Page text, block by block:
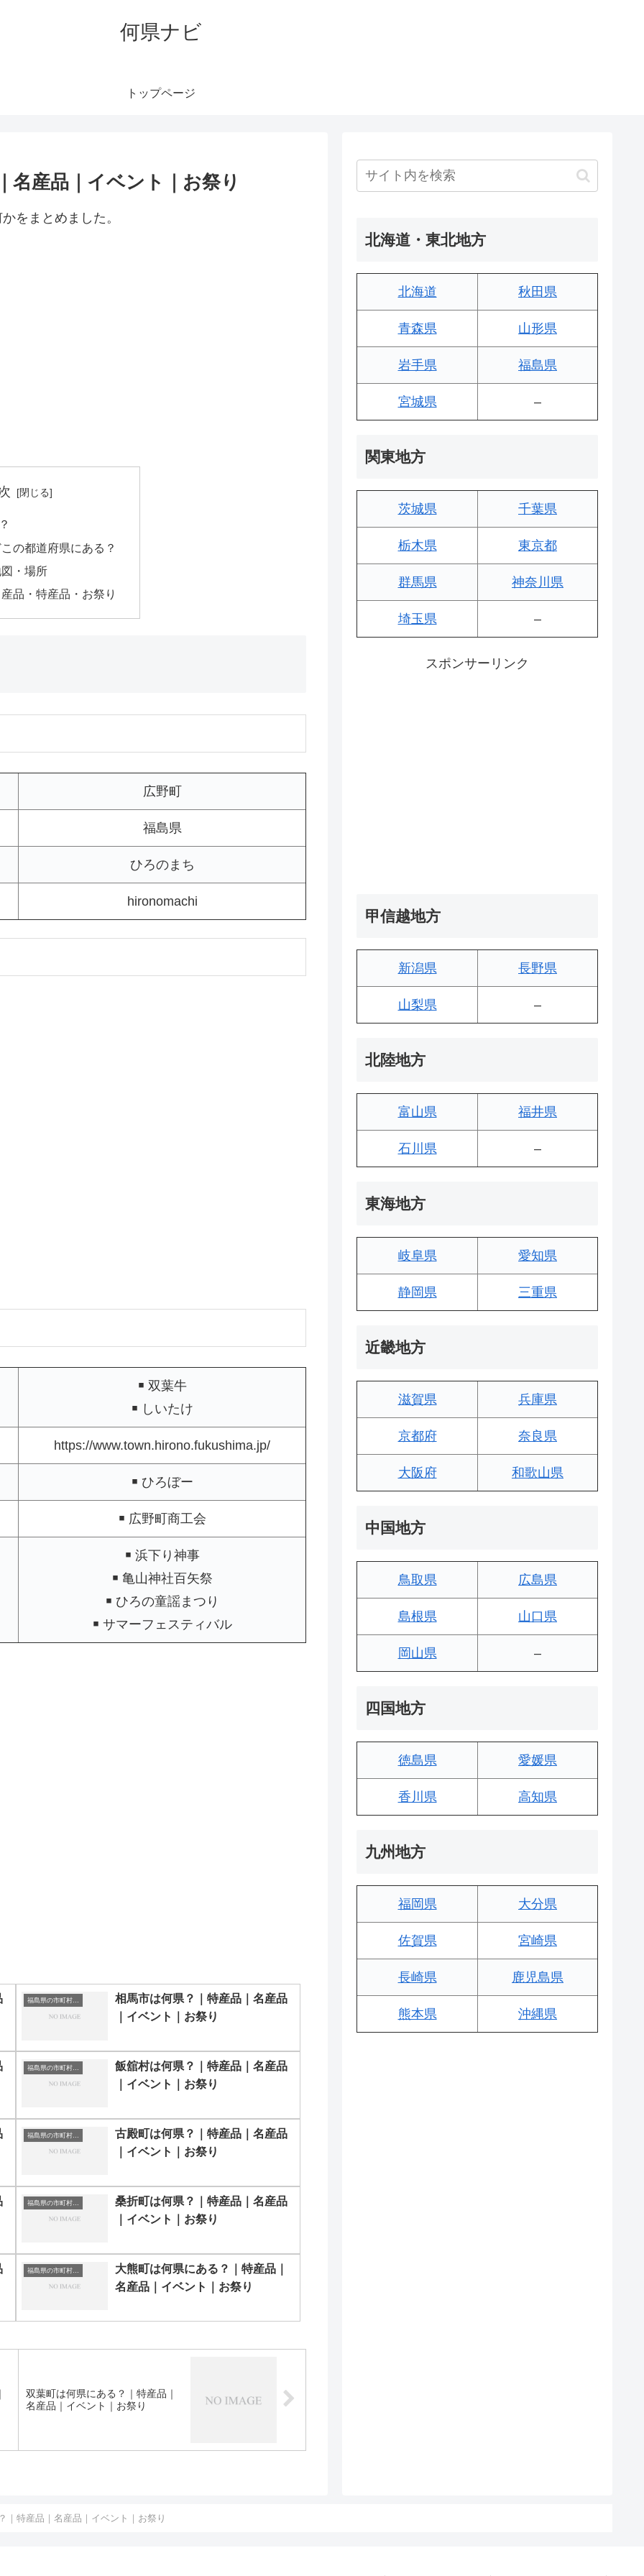
何県ナビ
トップページ
名産品｜イベント｜お祭り
をまとめました。
の都道府県にある？
・場所
品・特産品・お祭り
広野町
福島県
ひろのまち
hironomachi
￭ 双葉牛
￭ しいたけ
https://www.town.hirono.fukushima.jp/
￭ ひろぼー
￭ 広野町商工会
￭ 浜下り神事
￭ 亀山神社百矢祭
￭ ひろの童謡まつり
￭ サマーフェスティバル
福島県の市町村一覧
相馬市は何県？｜特産品｜名産品
｜イベント｜お祭り
福島県の市町村一覧
飯舘村は何県？｜特産品｜名産品
｜イベント｜お祭り
福島県の市町村一覧
古殿町は何県？｜特産品｜名産品
｜イベント｜お祭り
福島県の市町村一覧
桑折町は何県？｜特産品｜名産品
｜イベント｜お祭り
福島県の市町村一覧
大熊町は何県にある？｜特産品｜
名産品｜イベント｜お祭り
双葉町は何県にある？｜特産品｜
名産品｜イベント｜お祭り
北海道・東北地方
北海道 秋田県
青森県 山形県
岩手県 福島県
宮城県 –
関東地方
茨城県 千葉県
栃木県 東京都
群馬県 神奈川県
埼玉県 –
スポンサーリンク
甲信越地方
新潟県 長野県
山梨県 –
北陸地方
富山県 福井県
石川県 –
東海地方
岐阜県 愛知県
静岡県 三重県
近畿地方
滋賀県 兵庫県
京都府 奈良県
大阪府 和歌山県
中国地方
鳥取県 広島県
島根県 山口県
岡山県 –
四国地方
徳島県 愛媛県
香川県 高知県
九州地方
福岡県 大分県
佐賀県 宮崎県
長崎県 鹿児島県
熊本県 沖縄県
｜特産品｜名産品｜イベント｜お祭り